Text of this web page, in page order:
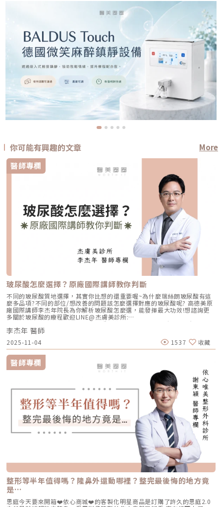
你可能有興趣的文章
More
醫師專欄
玻尿酸怎麼選擇？原廠國際講師教你判斷
不同的玻尿酸質地選擇，其實你比想的還重要喔~為什麼瑞絲朗玻尿酸有這
麼多品項?不同的部位/想改善的問題該怎麼選擇對應的玻尿酸呢? 高德美原
廠國際講師李杰年院長為你解析玻尿酸怎麼選，能發揮最大功效!想諮詢更
多關於玻尿酸的療程歡迎LINE@杰膚美診所:
https://page.line.me/xhc2941b重點摘要：00:11 玻尿酸作用介紹00:47
玻尿酸分為三大類型02:09 迷思一、玻尿酸打哪裡都可以？02:36 迷思二、
打完下巴蘋果肌看起來怪怪的？03:30 迷思三、臉部鬆弛只能做拉皮嗎？
05:00 總結LINE官方帳號一對一咨詢👉https://reurl.cc/x3EQZN歡迎訂閱
我的頻道👉https://reurl.cc/nY51k8關注杰膚美診所FB👉
https://reurl.cc/XQljva杰膚美診所官網👉https://jfmskin.com/關注李杰
年醫師FB👉https://reurl.cc/Mzk0nm杰膚美診所地址：104台北市中山區
復興北路50號2樓電話：02-8772-6625
李杰年 醫師
2025-11-04 1537 收藏
醫師專欄
整形等半年值得嗎？隆鼻外還動哪裡？整完最後悔的地方竟
是…
思庭今天要來開箱❤️依心商城❤️的客製化明星商品是訂購了許久的思庭2.0